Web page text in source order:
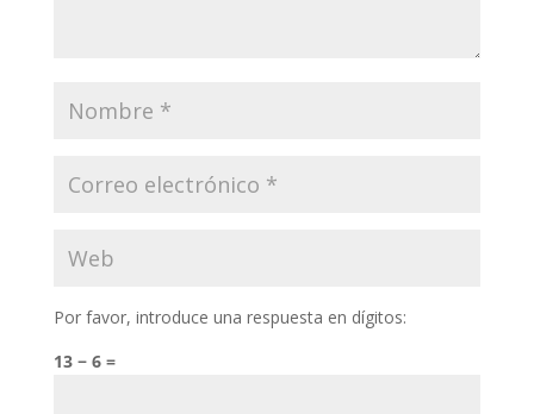
Por favor, introduce una respuesta en dígitos:
13 − 6 =